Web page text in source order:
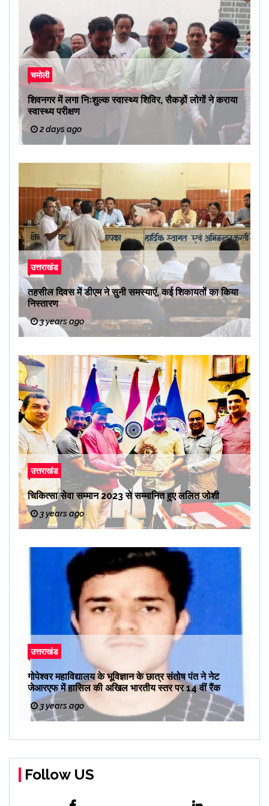
चमोली
शिवनगर में लगा निःशुल्क स्वास्थ्य शिविर, सैकड़ों लोगों ने कराया
स्वास्थ्य परीक्षण
2 days ago
उत्तराखंड
तहसील दिवस में डीएम ने सुनी समस्याएं, कई शिकायतों का किया
निस्तारण
3 years ago
उत्तराखंड
चिकित्सा सेवा सम्मान 2023 से सम्मानित हुए ललित जोशी
3 years ago
उत्तराखंड
गोपेश्वर महाविद्यालय के भूविज्ञान के छात्र संतोष पंत ने नेट
जेआरएफ में हासिल की अखिल भारतीय स्तर पर 14 वीं रैंक
3 years ago
Follow US